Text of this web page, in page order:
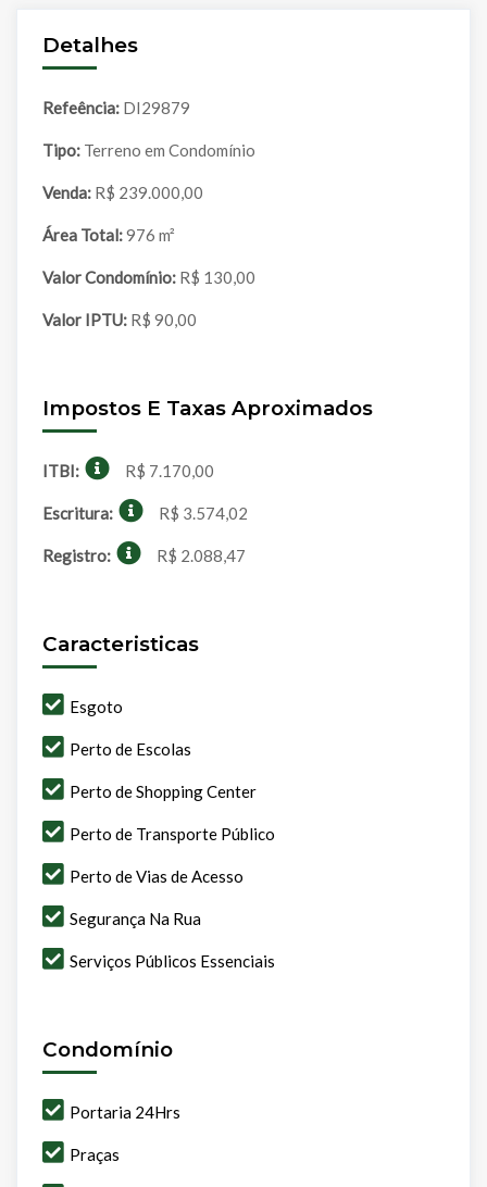
Detalhes
Refeência: DI29879
Tipo: Terreno em Condomínio
Venda: R$ 239.000,00
Área Total: 976 m²
Valor Condomínio: R$ 130,00
Valor IPTU: R$ 90,00
Impostos E Taxas Aproximados
ITBI: R$ 7.170,00
Escritura: R$ 3.574,02
Registro: R$ 2.088,47
Caracteristicas
Esgoto
Perto de Escolas
Perto de Shopping Center
Perto de Transporte Público
Perto de Vias de Acesso
Segurança Na Rua
Serviços Públicos Essenciais
Condomínio
Portaria 24Hrs
Praças